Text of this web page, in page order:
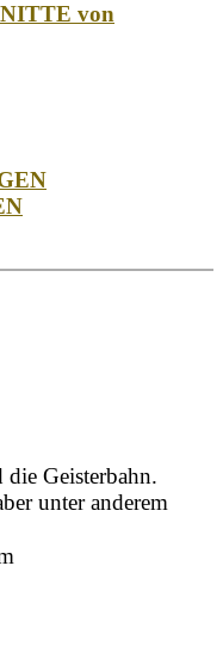
von
Geisterbahn.
unter anderem